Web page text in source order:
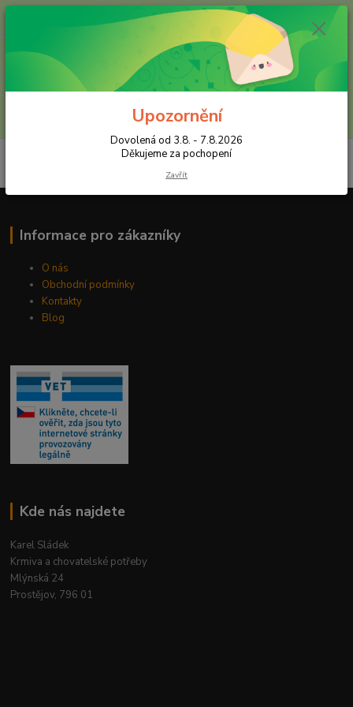
(Po-Pá, 8:30-16 hod.)
Informace pro zákazníky
O nás
Obchodní podmínky
Kontakty
Blog
Kde nás najdete
Karel Sládek
Krmiva a chovatelské potřeby
Mlýnská 24
Prostějov, 796 01
Upozornění
Dovolená od 3.8. - 7.8.2026
Děkujeme za pochopení
Zavřít